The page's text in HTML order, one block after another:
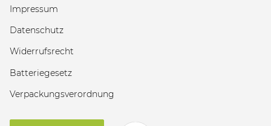
Impressum
Datenschutz
Widerrufsrecht
Batteriegesetz
Verpackungsverordnung